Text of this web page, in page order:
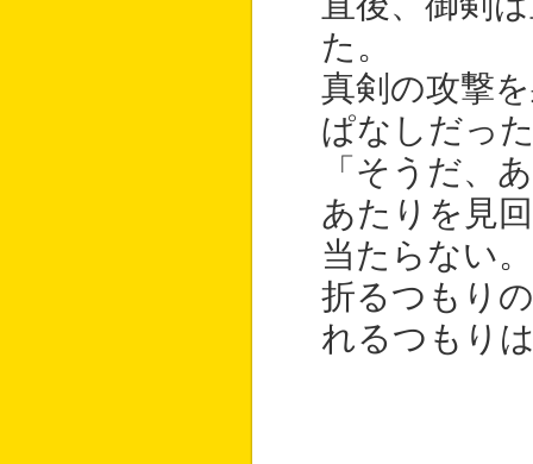
た。
真剣の攻撃
ぱなしだっ
「そうだ、
あたりを見
当たらない。
折るつもり
れるつもり